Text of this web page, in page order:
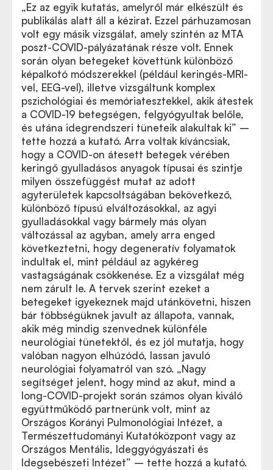
„Ez az egyik kutatás, amelyről már elkészült és
publikálás alatt áll a kézirat. Ezzel párhuzamosan
volt egy másik vizsgálat, amely szintén az MTA
poszt-COVID-pályázatának része volt. Ennek
során olyan betegeket követtünk különböző
képalkotó módszerekkel (például keringés-MRI-
vel, EEG-vel), illetve vizsgáltunk komplex
pszichológiai és memóriatesztekkel, akik átestek
a COVID-19 betegségen, felgyógyultak belőle,
és utána idegrendszeri tüneteik alakultak ki” –
tette hozzá a kutató. Arra voltak kíváncsiak,
hogy a COVID-on átesett betegek vérében
keringő gyulladásos anyagok típusai és szintje
milyen összefüggést mutat az adott
agyterületek kapcsoltságában bekövetkező,
különböző típusú elváltozásokkal, az agyi
gyulladásokkal vagy bármely más olyan
változással az agyban, amely arra enged
következtetni, hogy degeneratív folyamatok
indultak el, mint például az agykéreg
vastagságának csökkenése. Ez a vizsgálat még
nem zárult le. A tervek szerint ezeket a
betegeket igyekeznek majd utánkövetni, hiszen
bár többségüknek javult az állapota, vannak,
akik még mindig szenvednek különféle
neurológiai tünetektől, és ez jól mutatja, hogy
valóban nagyon elhúzódó, lassan javuló
neurológiai folyamatról van szó. „Nagy
segítséget jelent, hogy mind az akut, mind a
long-COVID-projekt során számos olyan kiváló
együttműködő partnerünk volt, mint az
Országos Korányi Pulmonológiai Intézet, a
Természettudományi Kutatóközpont vagy az
Országos Mentális, Ideggyógyászati és
Idegsebészeti Intézet” – tette hozzá a kutató.